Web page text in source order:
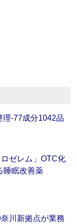
理‐77成分1042品
ロゼレム」OTC化
睡眠改善薬
川新拠点が業務